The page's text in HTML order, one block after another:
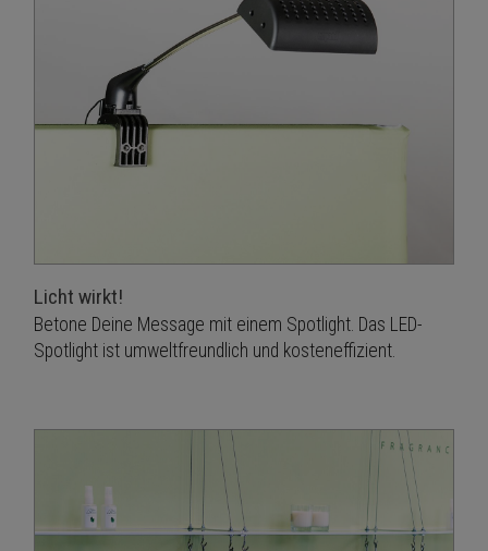
Licht wirkt!
Betone Deine Message mit einem Spotlight. Das LED-
Spotlight ist umweltfreundlich und kosteneffizient.